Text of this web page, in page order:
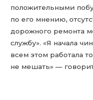
положительными
по его мнению,
дорожного ремонта
службу». «Я начала
всем этом работала
не мешать» —